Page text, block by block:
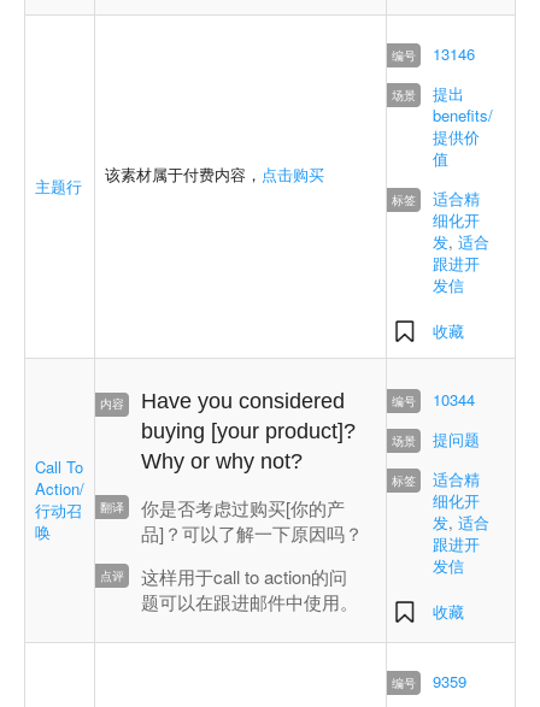
主题行
该素材属于付费内容， 点击购买
13146
提出
benefits/
提供价
值
适合精
细化开
发, 适合
跟进开
发信
收藏
Call To
Action/
行动召
唤
Have you considered
buying [your product]?
Why or why not?
你是否考虑过购买[你的产
品]？可以了解一下原因吗？
这样用于call to action的问
题可以在跟进邮件中使用。
10344
提问题
适合精
细化开
发, 适合
跟进开
发信
收藏
9359